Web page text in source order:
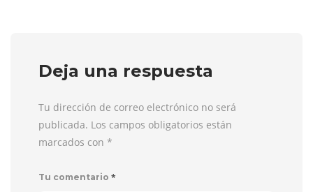
Deja una respuesta
Tu dirección de correo electrónico no será
publicada. Los campos obligatorios están
marcados con *
Tu comentario *